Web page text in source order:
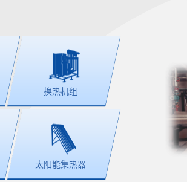
换热机组
太阳能集热器